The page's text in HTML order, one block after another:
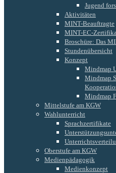
Jugend
Aktivitäten
MINT-Beauftragte
MINT-EC-
Broschüre: Das
Stundenübersicht
Konzept
Mindmap
Mindmap
Mindmap
Mittelstufe am KGW
Wahlunterricht
Sprachzertifikate
Oberstufe am KGW
Medienpädagogik
Medienkonzept